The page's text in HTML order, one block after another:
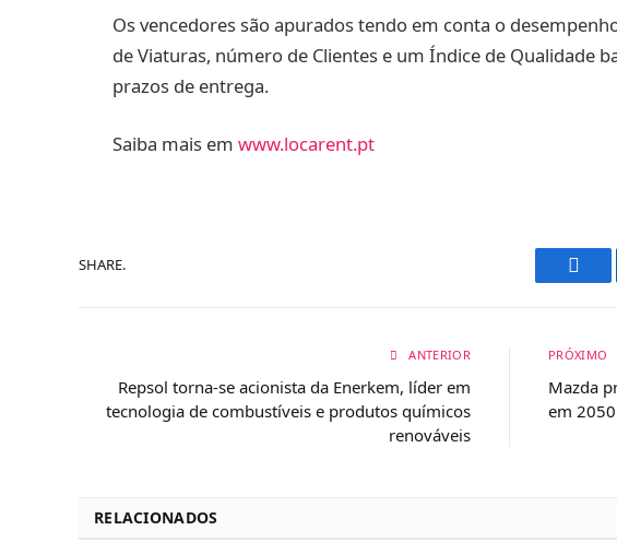
Os vencedores são apurados tendo em conta o
de Viaturas, número de Clientes e um Índice de Qualidade
prazos de entrega.
Saiba mais em www.locarent.pt
SHARE.
ANTERIOR
Repsol torna-se acionista da Enerkem, líder em
tecnologia de combustíveis e produtos químicos
renováveis
PRÓXIMO
Mazda
em 2050
RELACIONADOS